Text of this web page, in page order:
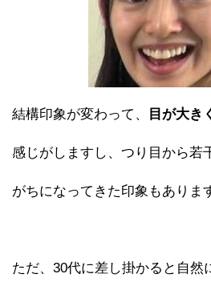
結構印象が変わって、 目が大き
感じがしますし、つり目から若
がちになってきた印象もありま
ただ、30代に差し掛かると自然